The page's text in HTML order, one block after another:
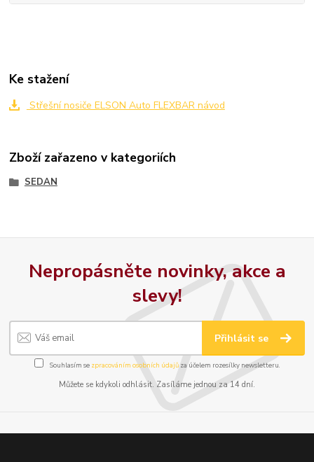
Ke stažení
Střešní nosiče ELSON Auto FLEXBAR návod
Zboží zařazeno v kategoriích
SEDAN
Nepropásněte novinky, akce a
slevy!
Přihlásit se
Souhlasím se zpracováním osobních údajůza účelem rozesílky newsletteru.
Můžete se kdykoli odhlásit. Zasíláme jednou za 14 dní.